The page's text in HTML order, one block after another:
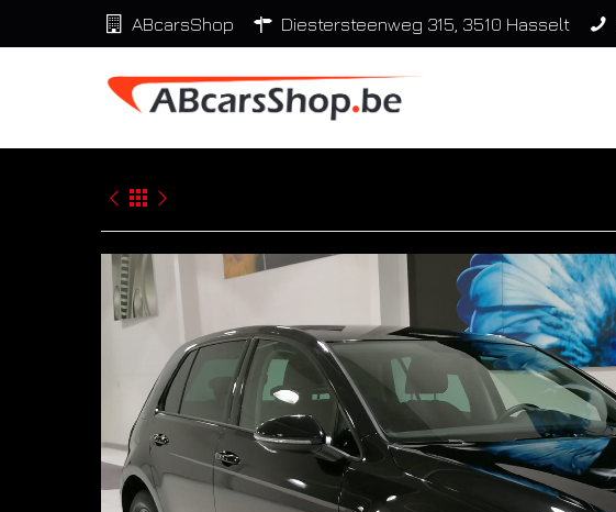
Overslaan en naar de inhoud gaan
ABcarsShop Diestersteenweg 315, 3510 Hasselt